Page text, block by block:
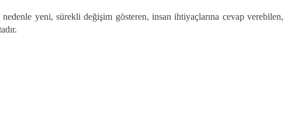
yeni, sürekli değişim gösteren, insan ihtiyaçlarına cevap verebilen,